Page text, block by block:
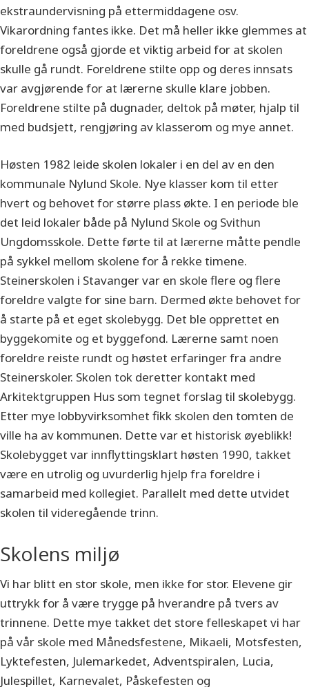
ekstraundervisning på ettermiddagene osv.
Vikarordning fantes ikke. Det må heller ikke glemmes at
foreldrene også gjorde et viktig arbeid for at skolen
skulle gå rundt. Foreldrene stilte opp og deres innsats
var avgjørende for at lærerne skulle klare jobben.
Foreldrene stilte på dugnader, deltok på møter, hjalp til
med budsjett, rengjøring av klasserom og mye annet.
Høsten 1982 leide skolen lokaler i en del av en den
kommunale Nylund Skole. Nye klasser kom til etter
hvert og behovet for større plass økte. I en periode ble
det leid lokaler både på Nylund Skole og Svithun
Ungdomsskole. Dette førte til at lærerne måtte pendle
på sykkel mellom skolene for å rekke timene.
Steinerskolen i Stavanger var en skole flere og flere
foreldre valgte for sine barn. Dermed økte behovet for
å starte på et eget skolebygg. Det ble opprettet en
byggekomite og et byggefond. Lærerne samt noen
foreldre reiste rundt og høstet erfaringer fra andre
Steinerskoler. Skolen tok deretter kontakt med
Arkitektgruppen Hus som tegnet forslag til skolebygg.
Etter mye lobbyvirksomhet fikk skolen den tomten de
ville ha av kommunen. Dette var et historisk øyeblikk!
Skolebygget var innflyttingsklart høsten 1990, takket
være en utrolig og uvurderlig hjelp fra foreldre i
samarbeid med kollegiet. Parallelt med dette utvidet
skolen til videregående trinn.
Skolens miljø
Vi har blitt en stor skole, men ikke for stor. Elevene gir
uttrykk for å være trygge på hverandre på tvers av
trinnene. Dette mye takket det store felleskapet vi har
på vår skole med Månedsfestene, Mikaeli, Motsfesten,
Lyktefesten, Julemarkedet, Adventspiralen, Lucia,
Julespillet, Karnevalet, Påskefesten og